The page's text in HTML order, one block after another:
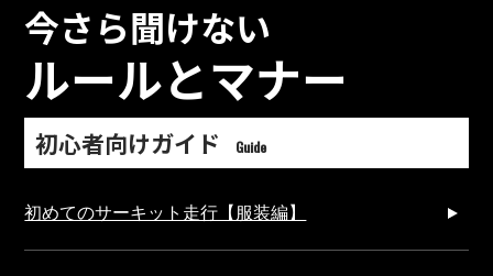
今さら聞けない
ルールとマナー
初心者向けガイド Guide
初めてのサーキット走行【服装編】